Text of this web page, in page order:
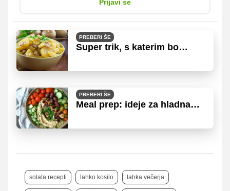
Prijavi se
PREBERI ŠE
Super trik, s katerim bo
PREBERI ŠE
Meal prep: ideje za hladna
solata recepti lahko kosilo lahka večerja